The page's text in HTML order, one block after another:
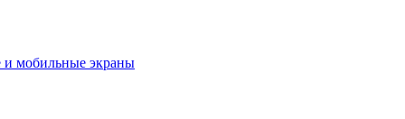
мобильные экраны